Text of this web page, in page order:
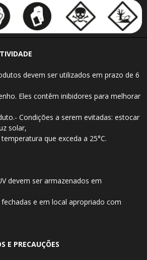
devem ser utilizados em prazo de 6
Eles contêm inibidores para melhorar
Condições a serem evitadas: estocar
solar,
que exceda a 25°C.
devem ser armazenados em
e em local apropriado com
E PRECAUÇÕES